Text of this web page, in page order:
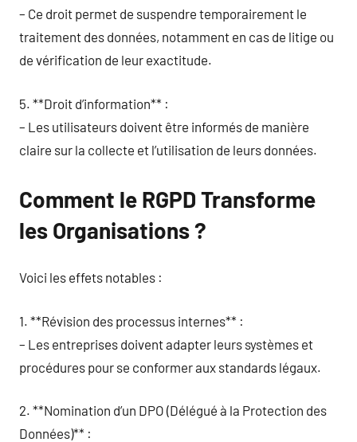
– Ce droit permet de suspendre temporairement le
traitement des données, notamment en cas de litige ou
de vérification de leur exactitude.
5. **Droit d’information** :
– Les utilisateurs doivent être informés de manière
claire sur la collecte et l’utilisation de leurs données.
Comment le RGPD Transforme
les Organisations ?
Voici les effets notables :
1. **Révision des processus internes** :
– Les entreprises doivent adapter leurs systèmes et
procédures pour se conformer aux standards légaux.
2. **Nomination d’un DPO (Délégué à la Protection des
Données)** :